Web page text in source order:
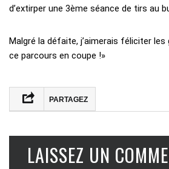
d’extirper une 3ème séance de tirs au
Malgré la défaite, j’aimerais féliciter les
ce parcours en coupe !»
PARTAGEZ
LAISSEZ UN